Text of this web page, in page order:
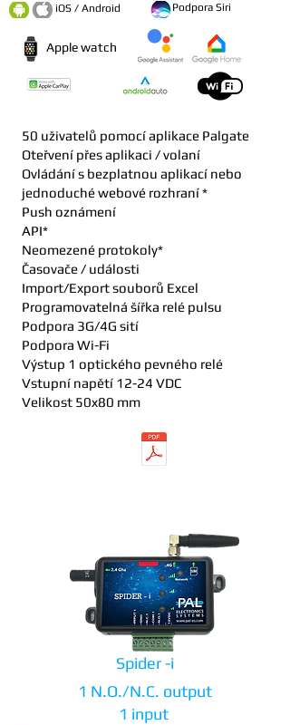
iOS / Android Podpora Siri
Apple watch
50 uživatelů pomocí aplikace Palgate
Oteřvení přes aplikaci / volaní
Ovládání s bezplatnou aplikací nebo
jednoduché webové rozhraní *
Push oznámení
API*
Neomezené protokoly*
Časovače / události
Import/Export souborů Excel
Programovatelná šířka relé pulsu
Podpora 3G/4G sití
Podpora Wi-Fi
Výstup 1 optického pevného relé
Vstupní napětí 12-24 VDC
Velikost 50x80 mm
Spider -i
1 N.O./N.C. output
1 input